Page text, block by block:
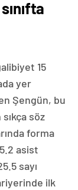
15
yer
Şengün, bu
söz
forma
asist
sayı
ilk